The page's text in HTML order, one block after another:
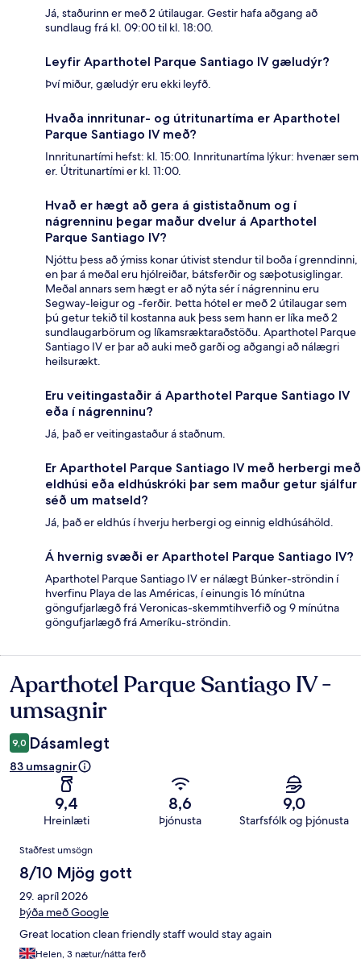
Já, staðurinn er með 2 útilaugar. Gestir hafa aðgang að
sundlaug frá kl. 09:00 til kl. 18:00.
Leyfir Aparthotel Parque Santiago IV gæludýr?
Því miður, gæludýr eru ekki leyfð.
Hvaða innritunar- og útritunartíma er Aparthotel
Parque Santiago IV með?
Innritunartími hefst: kl. 15:00. Innritunartíma lýkur: hvenær sem
er. Útritunartími er kl. 11:00.
Hvað er hægt að gera á gististaðnum og í
nágrenninu þegar maður dvelur á Aparthotel
Parque Santiago IV?
Njóttu þess að ýmiss konar útivist stendur til boða í grenndinni,
en þar á meðal eru hjólreiðar, bátsferðir og sæþotusiglingar.
Meðal annars sem hægt er að nýta sér í nágrenninu eru
Segway-leigur og -ferðir. Þetta hótel er með 2 útilaugar sem
þú getur tekið til kostanna auk þess sem hann er líka með 2
sundlaugarbörum og líkamsræktaraðstöðu. Aparthotel Parque
Santiago IV er þar að auki með garði og aðgangi að nálægri
heilsurækt.
Eru veitingastaðir á Aparthotel Parque Santiago IV
eða í nágrenninu?
Já, það er veitingastaður á staðnum.
Er Aparthotel Parque Santiago IV með herbergi með
eldhúsi eða eldhúskróki þar sem maður getur sjálfur
séð um matseld?
Já, það er eldhús í hverju herbergi og einnig eldhúsáhöld.
Á hvernig svæði er Aparthotel Parque Santiago IV?
Aparthotel Parque Santiago IV er nálægt Búnker-ströndin í
hverfinu Playa de las Américas, í einungis 16 mínútna
göngufjarlægð frá Veronicas-skemmtihverfið og 9 mínútna
göngufjarlægð frá Ameríku-ströndin.
Umsagnir
Aparthotel Parque Santiago IV -
umsagnir
9,0 Dásamlegt
83 umsagnir
9,4
Hreinlæti
8,6
Þjónusta
9,0
Starfsfólk og þjónusta
Umsagnir
Staðfest umsögn
8/10 Mjög gott
29. apríl 2026
Þýða með Google
Great location clean friendly staff would stay again
Helen, 3 nætur/nátta ferð